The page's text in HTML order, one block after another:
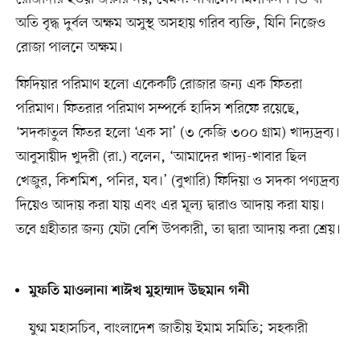
অতি বৃদ্ধ দুর্বল অক্ষম অসুস্থ অসহায় গরিব ব্যক্তি, যিনি নিজেও
রোজা পালনে অক্ষম।
ফিদিয়ার পরিমাণ হলো একেকটি রোজার জন্য এক ফিতরা
পরিমাণ। ফিতরার পরিমাণ সম্পর্কে হাদিস শরিফে রয়েছে,
‘সদকাতুল ফিতর হলো ‘এক সা’ (৩ কেজি ৩০০ গ্রাম) খাদ্যদ্রব্য।
আবুসায়ীদ খুদরী (রা.) বলেন, ‘আমাদের খাদ্য-খাবার ছিল
খেজুর, কিশমিশ, পনির, যব।’ (বুখারি) ফিদিয়া ও সদকা পণ্যদ্রব্য
দিয়েও আদায় করা যায় এবং এর মূল্য দ্বারাও আদায় করা যায়।
তবে গ্রহীতার জন্য যেটা বেশি উপকারী, তা দ্বারা আদায় করা শ্রেয়।
মুফতি মাওলানা শাঈখ মুহাম্মাদ উছমান গনী
যুগ্ম মহাসচিব, বাংলাদেশ জাতীয় ইমাম সমিতি; সহকারী